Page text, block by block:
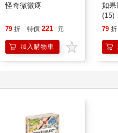
怪奇微微疼
79 折 特價 221 元
加入購物車
如
(15)
貓
79 折